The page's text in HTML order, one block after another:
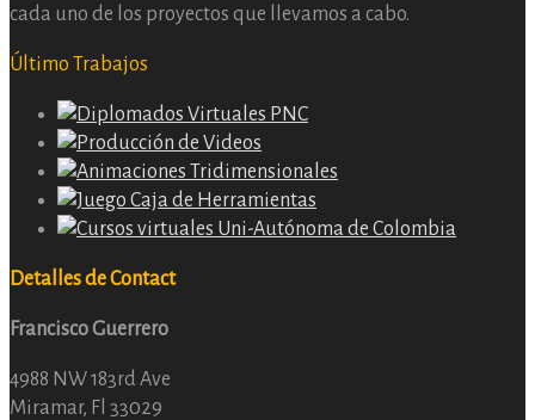
cada uno de los proyectos que llevamos a cabo.
Último Trabajos
Detalles de Contact
Francisco Guerrero
4988 NW 183rd Ave
Miramar, Fl 33029